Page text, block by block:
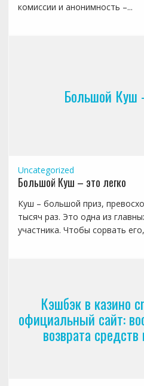
комиссии и анонимность –...
Большой Куш
Uncategorized
Большой Куш – это легко
Куш – большой приз,
тысяч раз. Это одна из
участника. Чтобы сорвать
Кэшбэк в казино
официальный сайт:
возврата